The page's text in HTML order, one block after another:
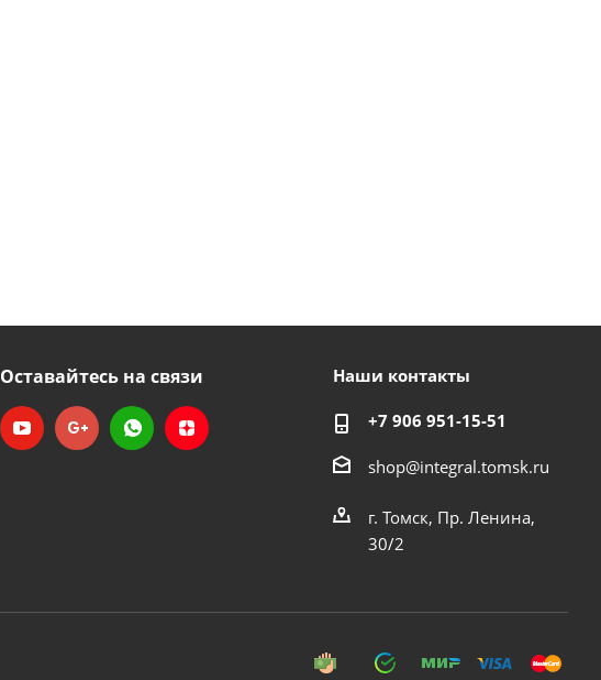
Оставайтесь на связи Наши контакты
+7 906 951-15-51
shop@integral.tomsk.ru
г. Томск, Пр. Ленина,
30/2